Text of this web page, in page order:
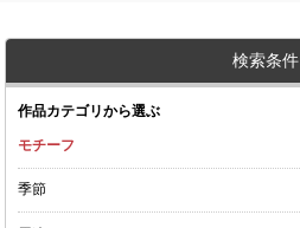
検索条件
作品カテゴリから選ぶ
モチーフ
季節